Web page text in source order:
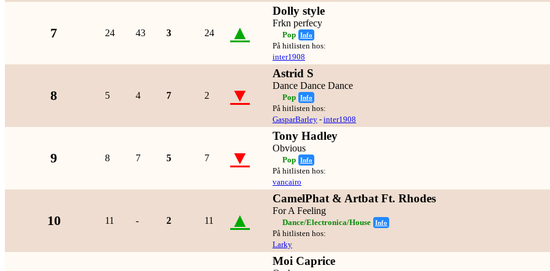
7 24 43 3 24 ▲
Dolly style
Frkn perfecy
Pop Info
På hitlisten hos:
inter1908
8 5 4 7 2 ▼
Astrid S
Dance Dance Dance
Pop Info
På hitlisten hos:
GasparBarley - inter1908
9 8 7 5 7 ▼
Tony Hadley
Obvious
Pop Info
På hitlisten hos:
vancairo
10 11 - 2 11 ▲
CamelPhat & Artbat Ft. Rhodes
For A Feeling
Dance/Electronica/House Info
På hitlisten hos:
Larky
Moi Caprice